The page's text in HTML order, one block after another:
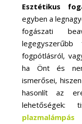
Esztétikus
egyben a
fogászati
legegyszerűbb
fogpótlásról,
ha Önt és
ismerősei,
hasonlít az
lehetőségek: